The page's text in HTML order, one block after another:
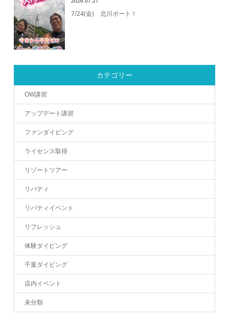
7/24(金) 北川ボート！
カテゴリー
OW講習
アップデート講習
ファンダイビング
ライセンス取得
リゾートツアー
リバティ
リバティイベント
リフレッシュ
体験ダイビング
千葉ダイビング
店内イベント
未分類